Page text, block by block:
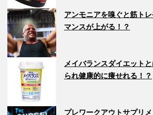
アンモニアを嗅ぐと筋ト
マンスが上がる！？
メイバランスダイエット
られ健康的に痩せれる！？
プレワークアウトサプリ